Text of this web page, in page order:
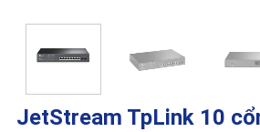
JetStream TpLink 10